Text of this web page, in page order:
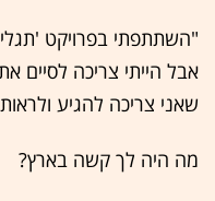
"השתתפתי בפרויקט
אבל הייתי צריכה לסיים
שאני צריכה להגיע
מה היה לך קשה בארץ?